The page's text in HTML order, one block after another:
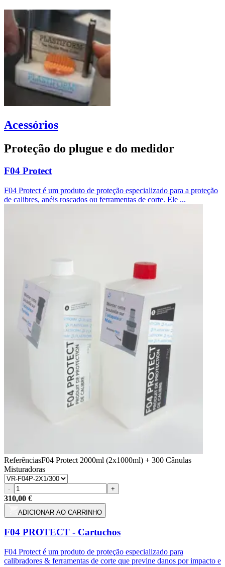
Acessórios
Proteção do plugue e do medidor
F04 Protect
F04 Protect é um produto de proteção especializado para a proteção
de calibres, anéis roscados ou ferramentas de corte. Ele ...
ReferênciasF04 Protect 2000ml (2x1000ml) + 300 Cânulas
Misturadoras
- +
310,00 €
ADICIONAR AO CARRINHO
F04 PROTECT - Cartuchos
F04 Protect é um produto de proteção especializado para
calibradores & ferramentas de corte que previne danos por impacto e